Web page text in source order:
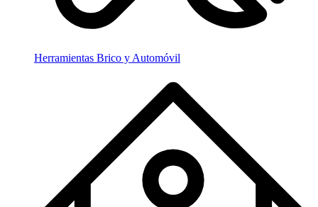
Herramientas Brico y Automóvil